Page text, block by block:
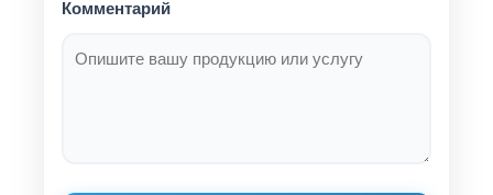
Комментарий